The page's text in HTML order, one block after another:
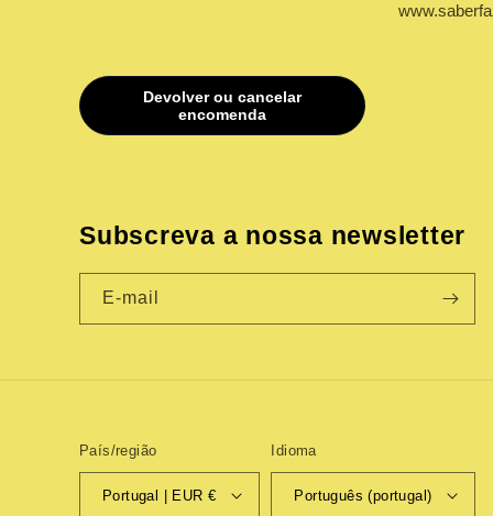
Subscreva a nossa newsletter
E-mail
País/região
Portugal | EUR €
Idioma
Português (portugal)